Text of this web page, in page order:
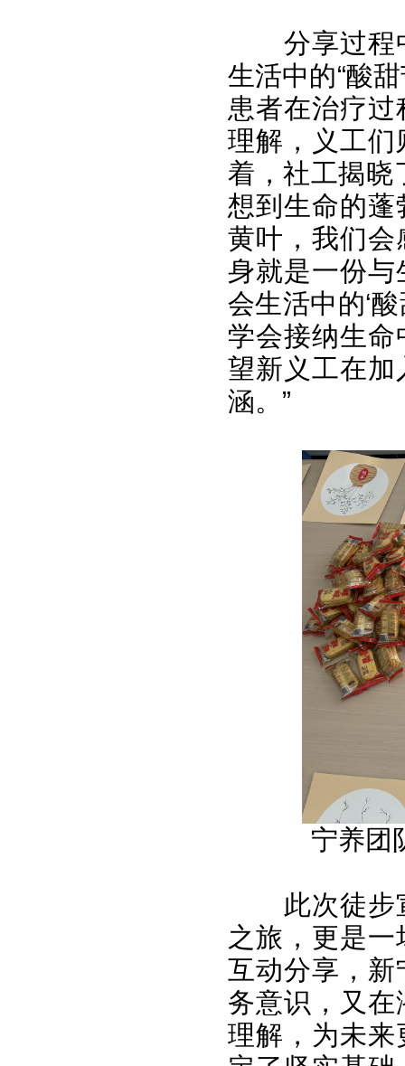
分享过程
生活中的“酸
患者在治疗
理解，义工
着，社工揭晓
想到生命的
黄叶，我们
身就是一份
会生活中的‘
学会接纳生
望新义工在
涵。”
宁养团
此次徒
之旅，更是
互动分享，
务意识，又
理解，为未